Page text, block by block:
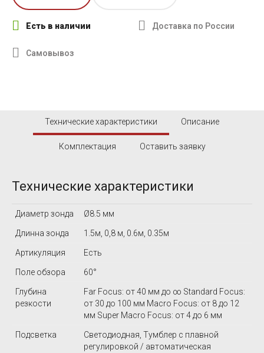
Есть в наличии Доставка по России
Самовывоз
Технические характеристики Описание
Комплектация Оставить заявку
Технические характеристики
Диаметр зонда Ø8.5 мм
Длинна зонда 1.5м, 0,8 м, 0.6м, 0.35м
Артикуляция Есть
Поле обзора 60°
Глубина
резкости
Far Focus: от 40 мм до ∞ Standard Focus:
от 30 до 100 мм Macro Focus: от 8 до 12
мм Super Macro Focus: от 4 до 6 мм
Подсветка
Светодиодная, Тумблер с плавной
регулировкой / автоматическая